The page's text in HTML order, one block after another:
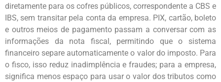
diretamente para os cofres públicos, correspondente a CBS e
IBS, sem transitar pela conta da empresa. PIX, cartão, boleto
e outros meios de pagamento passam a conversar com as
informações da nota fiscal, permitindo que o sistema
financeiro separe automaticamente o valor do imposto. Para
o fisco, isso reduz inadimplência e fraudes; para a empresa,
significa menos espaço para usar o valor dos tributos como